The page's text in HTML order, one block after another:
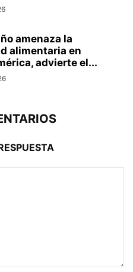
amenaza la
alimentaria en
advierte el...